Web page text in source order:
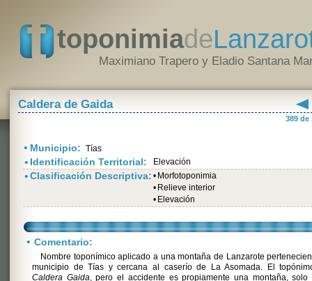
toponimiade
Maximiano Trapero y Eladio Santana
Caldera de Gaida
389 de
• Municipio: Tías
• Identificación Territorial: Elevación
•Clasificación Descriptiva: • Morfotoponimia
• Relieve interior
• Elevación
• Comentario:
Nombre toponímico aplicado a una montaña de Lanzarote
municipio de Tías y cercana al caserío de La Asomada. El
Caldera Gaida, pero el accidente es propiamente una montaña, solo